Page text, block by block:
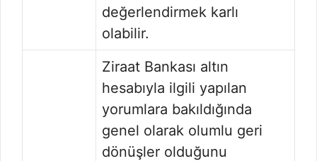
değerlendirmek karlı
olabilir.
Ziraat Bankası altın
hesabıyla ilgili yapılan
yorumlara bakıldığında
genel olarak olumlu geri
dönüşler olduğunu